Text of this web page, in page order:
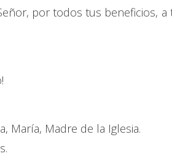
por todos tus beneficios,
María, Madre de la Iglesia.